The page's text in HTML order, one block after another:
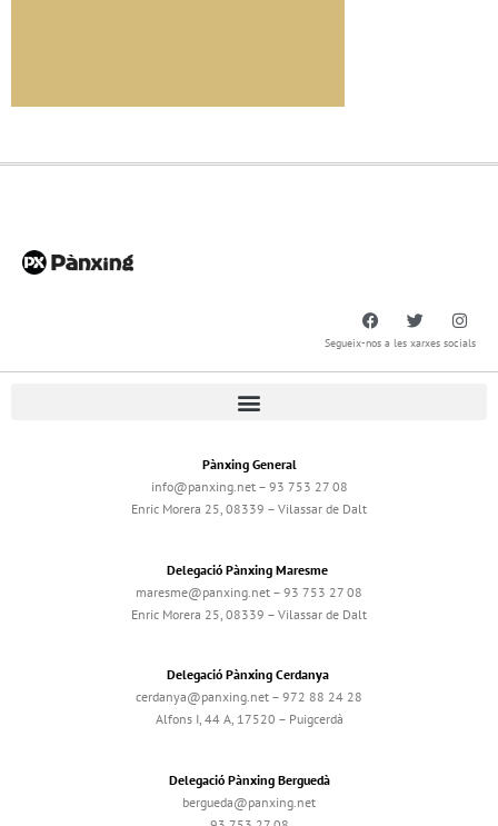
Segueix-nos a les xarxes socials
Pànxing General
info@panxing.net – 93 753 27 08
Enric Morera 25, 08339 – Vilassar de Dalt
Delegació Pànxing Maresme
maresme@panxing.net – 93 753 27 08
Enric Morera 25, 08339 – Vilassar de Dalt
Delegació Pànxing Cerdanya
cerdanya@panxing.net – 972 88 24 28
Alfons I, 44 A, 17520 – Puigcerdà
Delegació Pànxing Berguedà
bergueda@panxing.net